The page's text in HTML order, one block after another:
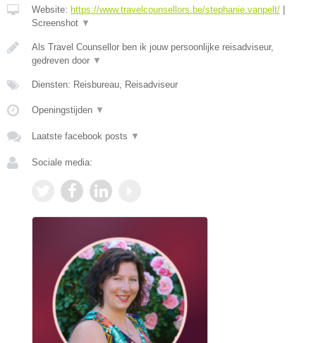
Website: https://www.travelcounsellors.be/stephanie.vanpelt/
Screenshot ▼
Als Travel Counsellor ben ik jouw persoonlijke reisadviseur,
gedreven door ▼
Diensten: Reisbureau, Reisadviseur
Openingstijden ▼
Laatste facebook posts ▼
Sociale media: